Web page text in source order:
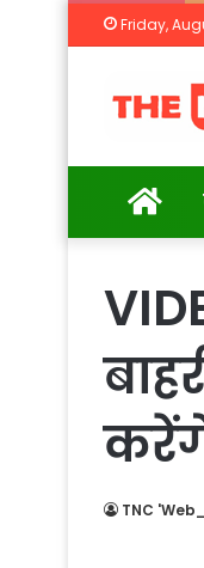
Friday,
TNC